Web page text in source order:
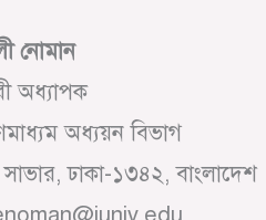
নোমান
অধ্যাপক
অধ্যয়ন বিভাগ
সাভার, ঢাকা-১৩৪২, বাংলাদেশ